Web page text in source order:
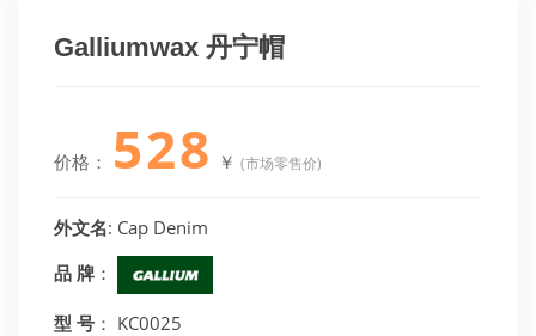
Galliumwax 丹宁帽
价格： 528 ￥ (市场零售价)
外文名: Cap Denim
品 牌 ：
型 号 ： KC0025